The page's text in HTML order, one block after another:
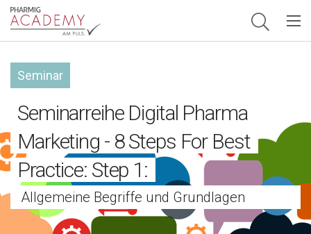
Hauptnavigation
Seminar
Seminarreihe Digital Pharma
Marketing - 8 Steps For Best
Practice: Step 1:
Allgemeine Begriffe und Grundlagen